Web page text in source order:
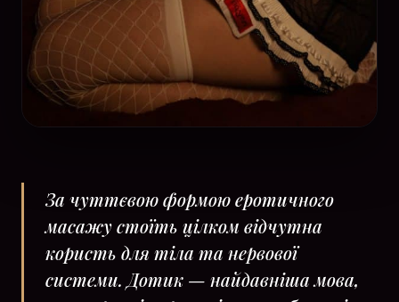
За чуттєвою формою еротичного
масажу стоїть цілком відчутна
користь для тіла та нервової
системи. Дотик — найдавніша мова,